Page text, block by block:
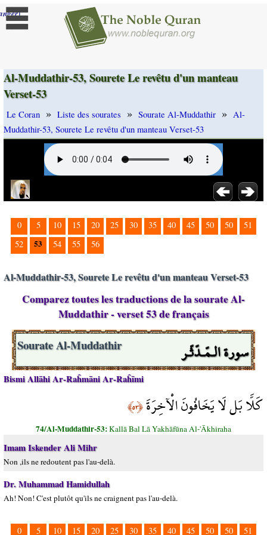
]
Al-Muddathir-53, Sourete Le revêtu d'un manteau
Verset-53
Le Coran » Liste des sourates » Sourate Al-Muddathir » Al-
Muddathir-53, Sourete Le revêtu d'un manteau Verset-53
0 5 10 15 20 25 30 35 40 45 50 50
51
52
53 54 55 56
Al-Muddathir-53, Sourete Le revêtu d'un manteau Verset-53
Comparez toutes les traductions de la sourate Al-
Muddathir - verset 53 de français
سورة الـمّـدّثّـر Sourate Al-Muddathir
Bismi Allāhi Ar-Raĥmāni Ar-Raĥīmi
كَلَّا بَل لَا يَخَافُونَ الْآخِرَةَ﴿٥٣﴾
74/Al-Muddathir-53:Kallā Bal Lā Yakhāfūna Al-'Ākhiraha
Imam Iskender Ali Mihr
Non ,ils ne redoutent pas l'au-delà.
Dr. Muhammad Hamidullah
Ah! Non! C'est plutôt qu'ils ne craignent pas l'au-delà.
0 5 10 15 20 25 30 35 40 45 50 50 51